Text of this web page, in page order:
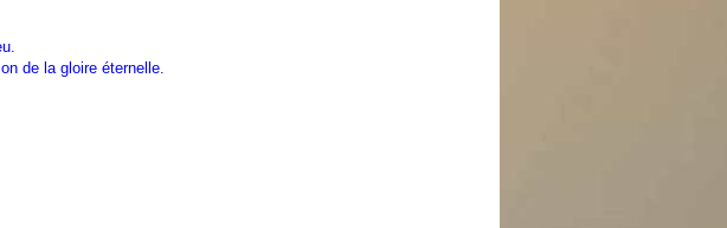
de la gloire éternelle.